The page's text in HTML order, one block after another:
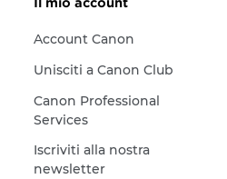
Account Canon
Unisciti a Canon Club
Canon Professional
Services
Iscriviti alla nostra
newsletter